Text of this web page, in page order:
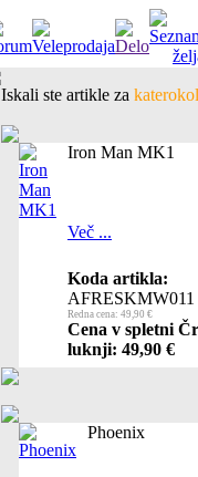
Iskali ste artikle za
Iron Man MK1
Več ...
Koda artikla:
AFRESKMW011
Redna cena: 49,90 €
Cena v spletni
luknji: 49,90 €
Phoenix